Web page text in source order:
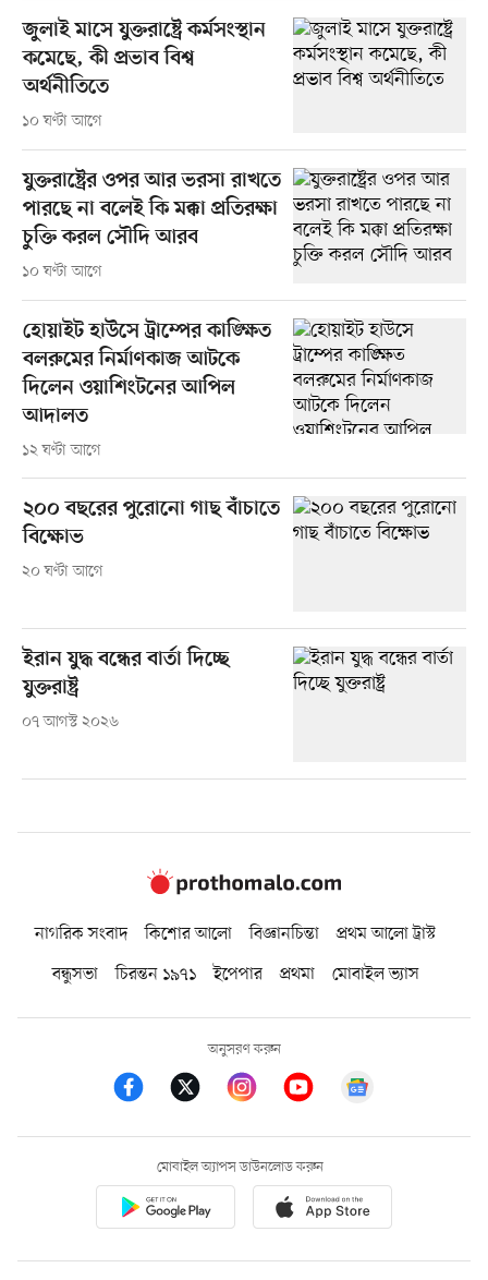
জুলাই মাসে যুক্তরাষ্ট্রে কর্মসংস্থান
কমেছে, কী প্রভাব বিশ্ব
অর্থনীতিতে
১০ ঘণ্টা আগে
যুক্তরাষ্ট্রের ওপর আর ভরসা রাখতে
পারছে না বলেই কি মক্কা প্রতিরক্ষা
চুক্তি করল সৌদি আরব
১০ ঘণ্টা আগে
হোয়াইট হাউসে ট্রাম্পের কাঙ্ক্ষিত
বলরুমের নির্মাণকাজ আটকে
দিলেন ওয়াশিংটনের আপিল
আদালত
১২ ঘণ্টা আগে
২০০ বছরের পুরোনো গাছ বাঁচাতে
বিক্ষোভ
২০ ঘণ্টা আগে
ইরান যুদ্ধ বন্ধের বার্তা দিচ্ছে
যুক্তরাষ্ট্র
০৭ আগস্ট ২০২৬
নাগরিক সংবাদ কিশোর আলো বিজ্ঞানচিন্তা
প্রথম আলো ট্রাস্ট
বন্ধুসভা
চিরন্তন ১৯৭১ ইপেপার প্রথমা মোবাইল ভ্যাস
অনুসরণ করুন
মোবাইল অ্যাপস ডাউনলোড করুন